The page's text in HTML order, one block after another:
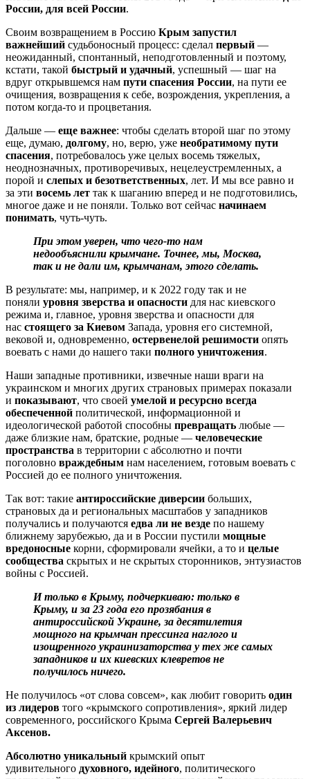
России, для всей России.
Своим возвращением в Россию Крым запустил
важнейший судьбоносный процесс: сделал первый —
неожиданный, спонтанный, неподготовленный и поэтому,
кстати, такой быстрый и удачный, успешный — шаг на
вдруг открывшемся нам пути спасения России, на пути ее
очищения, возвращения к себе, возрождения, укрепления, а
потом когда-то и процветания.
Дальше — еще важнее: чтобы сделать второй шаг по этому
еще, думаю, долгому, но, верю, уже необратимому пути
спасения, потребовалось уже целых восемь тяжелых,
неоднозначных, противоречивых, нецелеустремленных, а
порой и слепых и безответственных, лет. И мы все равно и
за эти восемь лет так к шаганию вперед и не подготовились,
многое даже и не поняли. Только вот сейчас начинаем
понимать, чуть-чуть.
При этом уверен, что чего-то нам
недообъяснили крымчане. Точнее, мы, Москва,
так и не дали им, крымчанам, этого сделать.
В результате: мы, например, и к 2022 году так и не
поняли уровня зверства и опасности для нас киевского
режима и, главное, уровня зверства и опасности для
нас стоящего за Киевом Запада, уровня его системной,
вековой и, одновременно, остервенелой решимости опять
воевать с нами до нашего таки полного уничтожения.
Наши западные противники, извечные наши враги на
украинском и многих других страновых примерах показали
и показывают, что своей умелой и ресурсно всегда
обеспеченной политической, информационной и
идеологической работой способны превращать любые —
даже близкие нам, братские, родные — человеческие
пространства в территории с абсолютно и почти
поголовно враждебным нам населением, готовым воевать с
Россией до ее полного уничтожения.
Так вот: такие антироссийские диверсии больших,
страновых да и региональных масштабов у западников
получались и получаются едва ли не везде по нашему
ближнему зарубежью, да и в России пустили мощные
вредоносные корни, сформировали ячейки, а то и целые
сообщества скрытых и не скрытых сторонников, энтузиастов
войны с Россией.
И только в Крыму, подчеркиваю: только в
Крыму, и за 23 года его прозябания в
антироссийской Украине, за десятилетия
мощного на крымчан прессинга наглого и
изощренного украинизаторства у тех же самых
западников и их киевских клевретов не
получилось ничего.
Не получилось «от слова совсем», как любит говорить один
из лидеров того «крымского сопротивления», яркий лидер
современного, российского Крыма Сергей Валерьевич
Аксенов.
Абсолютно уникальный крымский опыт
удивительного духовного, идейного, политического